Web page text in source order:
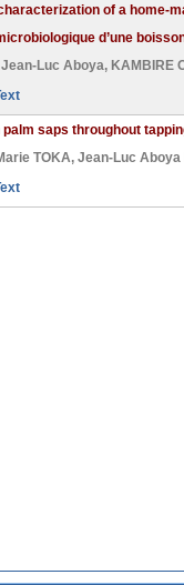
of a home-
d’une
Jean-Luc Aboya, KAMBIRE
saps throughout
TOKA, Jean-Luc Aboya